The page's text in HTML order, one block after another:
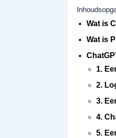
Wat is
Wat is
1.
2.
3.
4.
5.